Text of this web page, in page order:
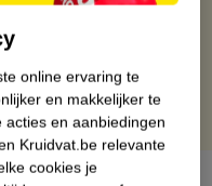
online ervaring te
en makkelijker te
en aanbiedingen
Kruidvat.be relevante
cookies je